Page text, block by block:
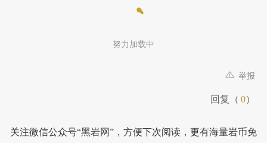
努力加载中
举报
回复（ 0）
关注微信公众号“黑岩网”，方便下次阅读，更有海量岩币免